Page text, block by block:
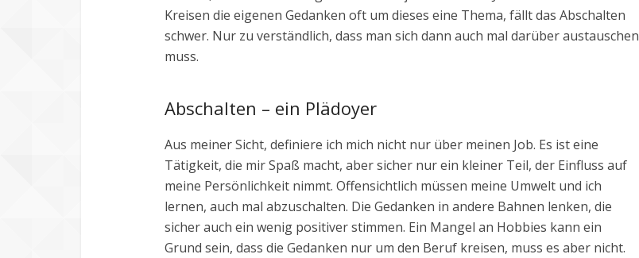
Kreisen die eigenen Gedanken oft um dieses eine Thema, fällt das Abschalten
schwer. Nur zu verständlich, dass man sich dann auch mal darüber austauschen
muss.
Abschalten – ein Plädoyer
Aus meiner Sicht, definiere ich mich nicht nur über meinen Job. Es ist eine
Tätigkeit, die mir Spaß macht, aber sicher nur ein kleiner Teil, der Einfluss auf
meine Persönlichkeit nimmt. Offensichtlich müssen meine Umwelt und ich
lernen, auch mal abzuschalten. Die Gedanken in andere Bahnen lenken, die
sicher auch ein wenig positiver stimmen. Ein Mangel an Hobbies kann ein
Grund sein, dass die Gedanken nur um den Beruf kreisen, muss es aber nicht.